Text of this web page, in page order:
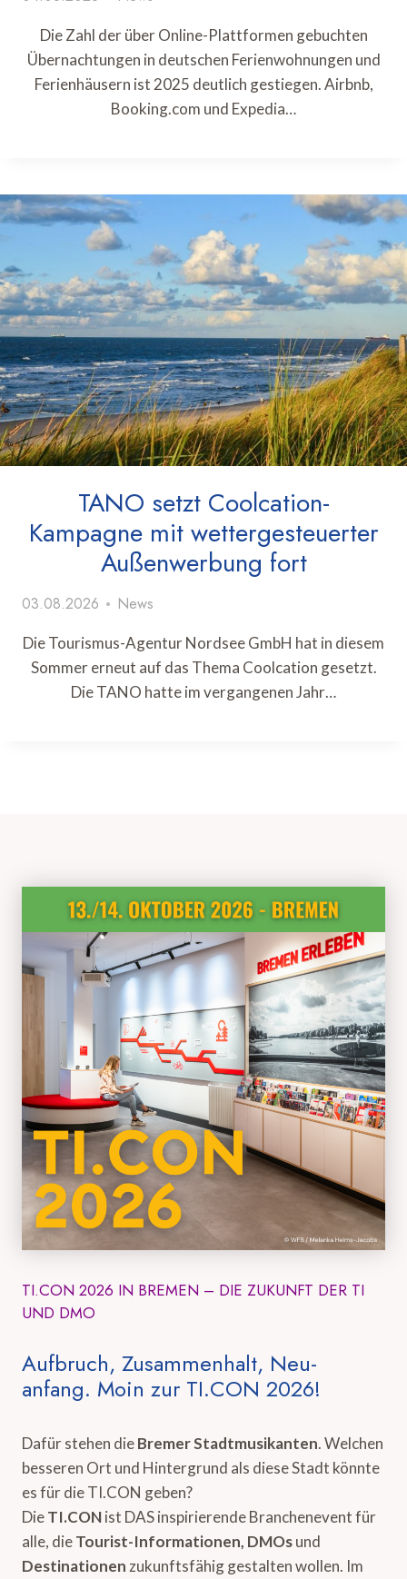
Die Zahl der über Online-Plattformen gebuchten
Übernachtungen in deutschen Ferienwohnungen und
Ferienhäusern ist 2025 deutlich gestiegen. Airbnb,
Booking.com und Expedia…
TANO setzt Coolcation-
Kampagne mit wettergesteuerter
Außenwerbung fort
03.08.2026 News
Die Tourismus-Agentur Nordsee GmbH hat in diesem
Sommer erneut auf das Thema Coolcation gesetzt.
Die TANO hatte im vergangenen Jahr…
TI.CON 2026 IN BREMEN – DIE ZUKUNFT DER TI
UND DMO
Aufbruch, Zusammenhalt, Neu-
anfang. Moin zur TI.CON 2026!
Dafür stehen dieBremer Stadtmusikanten. Welchen
besseren Ort und Hintergrund als diese Stadt könnte
es für die TI.CON geben?
DieTI.CONist DAS inspirierende Branchenevent für
alle, dieTourist-Informationen, DMOsund
Destinationen zukunftsfähig gestalten wollen. Im